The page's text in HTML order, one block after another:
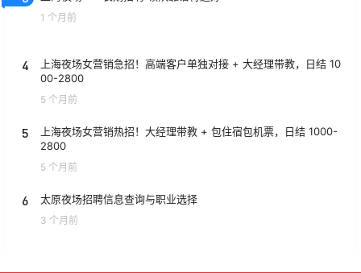
1 个月前
4
上海夜场女营销急招！高端客户单独对接 + 大经理带教，日结 10
00-2800
5 个月前
5
上海夜场女营销热招！大经理带教 + 包住宿包机票，日结 1000-
2800
5 个月前
6 太原夜场招聘信息查询与职业选择
3 个月前